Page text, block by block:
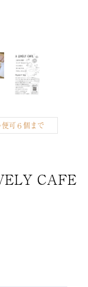
便可６個まで
CAFE